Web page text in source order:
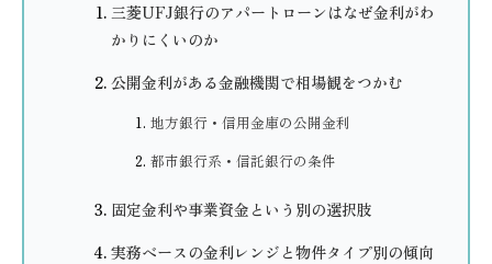
三菱UFJ銀行のアパートローンはなぜ金利がわ
かりにくいのか
公開金利がある金融機関で相場観をつかむ
地方銀行・信用金庫の公開金利
都市銀行系・信託銀行の条件
固定金利や事業資金という別の選択肢
実務ベースの金利レンジと物件タイプ別の傾向